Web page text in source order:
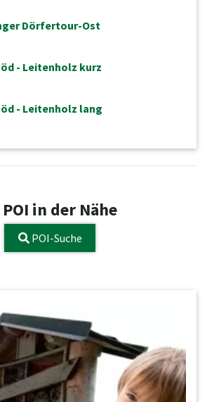
Dörfertour-Ost
- Leitenholz kurz
- Leitenholz lang
POI in der Nähe
POI-Suche